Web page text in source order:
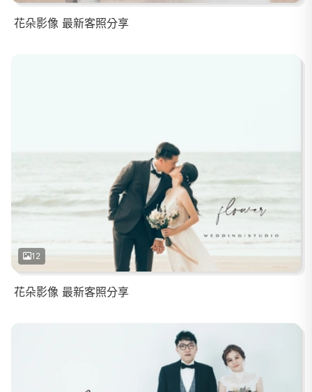
花朵影像 最新客照分享
12
花朵影像 最新客照分享